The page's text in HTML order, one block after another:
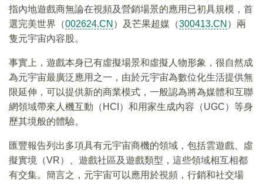
指內地遊戲商無論在視頻及營銷場景的應用已初具規模，首
選完美世界（002624.CN ）及芒果超媒（300413.CN ）兩
隻元宇宙內容股。
事實上，遊戲本身已有虛擬場景和虛擬人物形象，很自然成
為元宇宙最廣泛應用之一，由於元宇宙為數位化生活提供無
限延伸，可以提供新的商業模式，一般認為將為媒體和互聯
網領域帶來人機互動（HCI）和用家生成內容（UGC）等身
歷其境般的體驗。
匯豐報告列出多項具有元宇宙商機的領域，包括雲遊戲、虛
擬實境（VR）、遊戲社區及遊戲類型，這些領域相互相都
有交集。簡言之，元宇宙可以應用於視頻，行銷和社交場